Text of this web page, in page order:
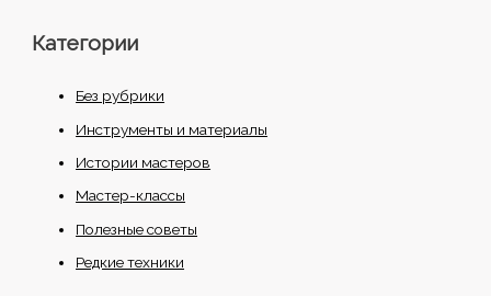
Категории
Без рубрики
Инструменты и материалы
Истории мастеров
Мастер-классы
Полезные советы
Редкие техники